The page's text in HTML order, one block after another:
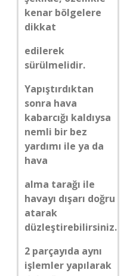
kenar bölgelere
dikkat
edilerek
sürülmelidir.
Yapıştırdıktan
sonra hava
kabarcığı kaldıysa
nemli bir bez
yardımı ile ya da
hava
alma tarağı ile
havayı dışarı doğru
atarak
düzleştirebilirsiniz.
2 parçayıda aynı
işlemler yapılarak